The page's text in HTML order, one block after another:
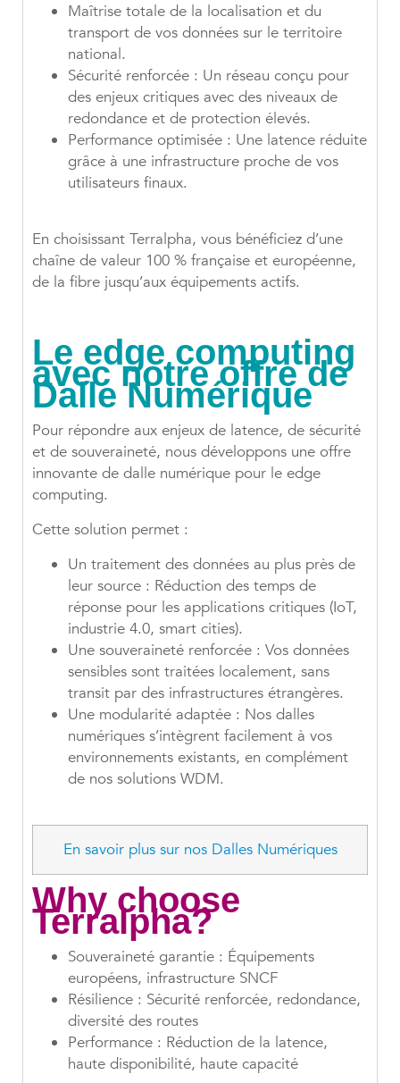
Maîtrise totale de la localisation et du
transport de vos données sur le territoire
national.
Sécurité renforcée : Un réseau conçu pour
des enjeux critiques avec des niveaux de
redondance et de protection élevés.
Performance optimisée : Une latence réduite
grâce à une infrastructure proche de vos
utilisateurs finaux.
En choisissant Terralpha, vous bénéficiez d’une
chaîne de valeur 100 % française et européenne,
de la fibre jusqu’aux équipements actifs.
Le edge computing
avec notre offre de
Dalle Numérique
Pour répondre aux enjeux de latence, de sécurité
et de souveraineté, nous développons une offre
innovante de dalle numérique pour le edge
computing.
Cette solution permet :
Un traitement des données au plus près de
leur source : Réduction des temps de
réponse pour les applications critiques (IoT,
industrie 4.0, smart cities).
Une souveraineté renforcée : Vos données
sensibles sont traitées localement, sans
transit par des infrastructures étrangères.
Une modularité adaptée : Nos dalles
numériques s’intègrent facilement à vos
environnements existants, en complément
de nos solutions WDM.
En savoir plus sur nos Dalles Numériques
Why choose
Terralpha?
Souveraineté garantie : Équipements
européens, infrastructure SNCF
Résilience : Sécurité renforcée, redondance,
diversité des routes
Performance : Réduction de la latence,
haute disponibilité, haute capacité